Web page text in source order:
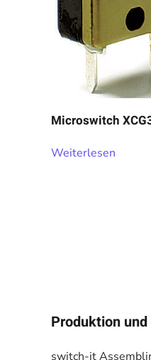
Microswitch
Weiterlesen
Produktion
switch-it